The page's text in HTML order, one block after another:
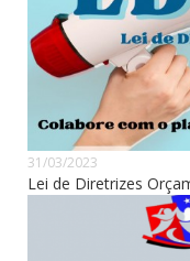
31/03/2023
Lei de Diretrizes